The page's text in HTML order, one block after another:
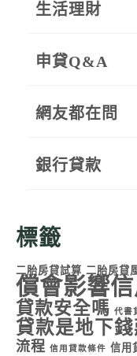
生活理財
申貸Q&A
網友都在問
銀行貸款
標籤
二胎房貸試算 二胎房貸
償會影響
貸款安全嗎 代書
貸款是地下錢
流程 信用貸款條件 信用